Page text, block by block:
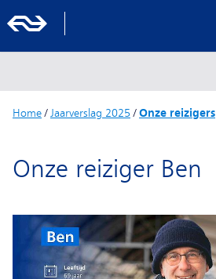
Home/ Jaarverslag 2025 /Onze reizigers
Onze reiziger Ben